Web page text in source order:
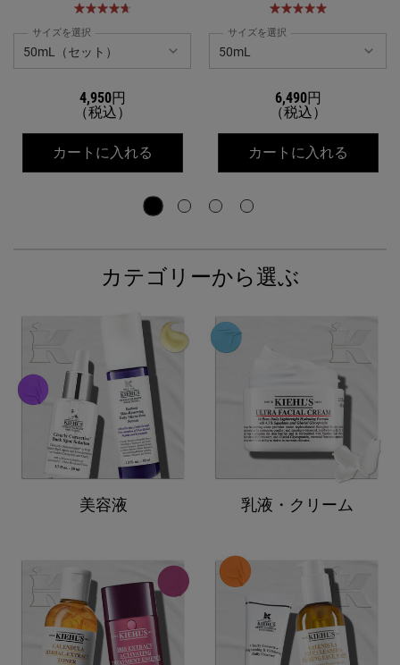
サイズを選択
4,950円
（税込）
カートに入れる キールズ クリーム UFC
*2に立ち向かう“美容液UV”。
サイズを選択
6,490円
（税込）
カートに入れる
カテゴリーから選ぶ
美容液 乳液・クリーム